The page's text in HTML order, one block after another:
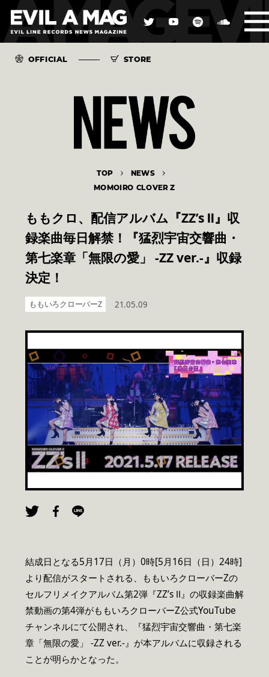
OFFICIAL STORE
TOP NEWS
MOMOIRO CLOVER Z
ももクロ、配信アルバム『ZZ’s Ⅱ』収
録楽曲毎日解禁！『猛烈宇宙交響曲・
第七楽章「無限の愛」 -ZZ ver.-』収録
決定！
ももいろクローバーZ 21.05.09
結成日となる5月17日（月）0時[5月16日（日）24時]
より配信がスタートされる、ももいろクローバーZの
セルフリメイクアルバム第2弾『ZZ’s Ⅱ』の収録楽曲解
禁動画の第4弾がももいろクローバーZ公式YouTube
チャンネルにて公開され、『猛烈宇宙交響曲・第七楽
章「無限の愛」 -ZZ ver.-』が本アルバムに収録される
ことが明らかとなった。